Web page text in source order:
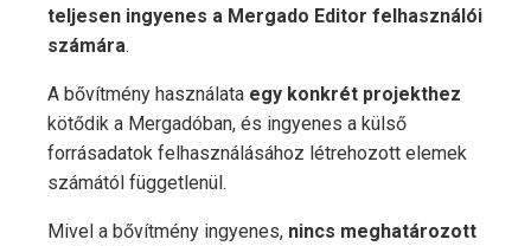
teljesen ingyenes a Mergado Editor felhasználói
számára.
A bővítmény használata egy konkrét projekthez
kötődik a Mergadóban, és ingyenes a külső
forrásadatok felhasználásához létrehozott elemek
számától függetlenül.
Mivel a bővítmény ingyenes, nincs meghatározott